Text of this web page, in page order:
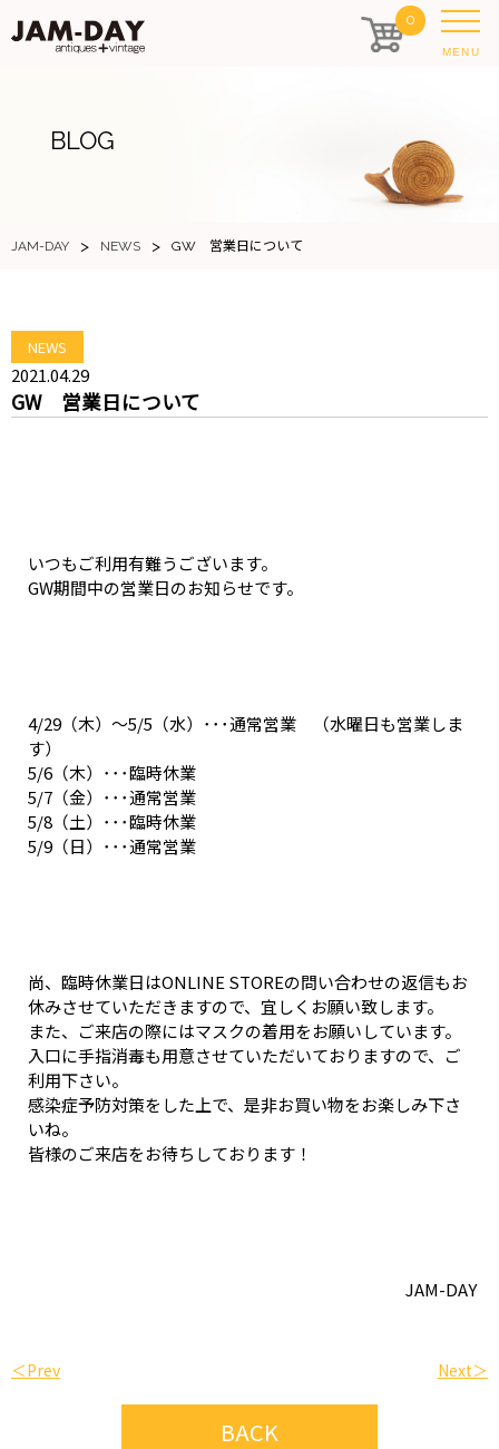
0
MENU
BLOG
JAM-DAY > NEWS > GW 営業日について
NEWS
2021.04.29
GW 営業日について
いつもご利用有難うございます。
GW期間中の営業日のお知らせです。
4/29（木）～5/5（水）･･･通常営業 （水曜日も営業しま
す）
5/6（木）･･･臨時休業
5/7（金）･･･通常営業
5/8（土）･･･臨時休業
5/9（日）･･･通常営業
尚、臨時休業日はONLINE STOREの問い合わせの返信もお
休みさせていただきますので、宜しくお願い致します。
また、ご来店の際にはマスクの着用をお願いしています。
入口に手指消毒も用意させていただいておりますので、ご
利用下さい。
感染症予防対策をした上で、是非お買い物をお楽しみ下さ
いね。
皆様のご来店をお待ちしております！
JAM-DAY
Next＞
＜Prev
BACK